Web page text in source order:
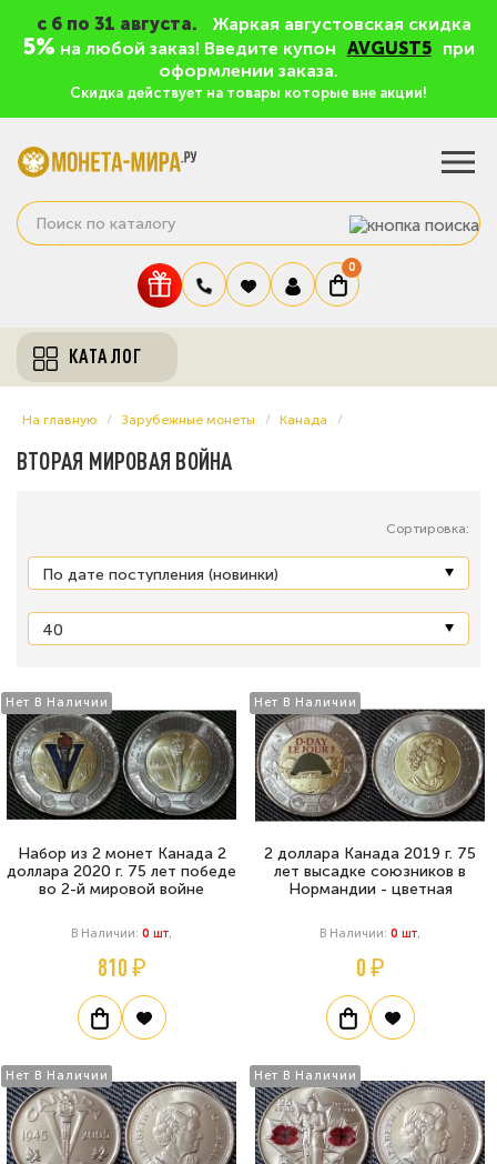
c 6 по 31 августа. Жаркая августовская скидка
5% на любой заказ! Введите купон AVGUST5
при
оформлении заказа.
Скидка действует на товары которые вне акции!
0
КАТАЛОГ
На главную Зарубежные монеты Канада
ВТОРАЯ МИРОВАЯ ВОЙНА
Сортировка:
Нет В Наличии
Набор из 2 монет Канада 2
доллара 2020 г. 75 лет победе
во 2-й мировой войне
В Наличии: 0 Шт.
810 ₽
Нет В Наличии
2 доллара Канада 2019 г. 75
лет высадке союзников в
Нормандии - цветная
В Наличии: 0 Шт.
0 ₽
Нет В Наличии Нет В Наличии